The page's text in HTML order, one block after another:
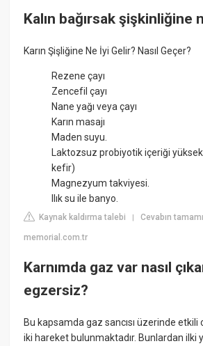
Kalın bağırsak şişkinliğine
Karın Şişliğine Ne İyi Gelir? Nasıl Geçer?
Rezene çayı
Zencefil çayı
Nane yağı veya çayı
Karın masajı
Maden suyu.
Laktozsuz probiyotik içeriği
kefir)
Magnezyum takviyesi.
Ilık su ile banyo.
Kaynak kaldırma talebi |Cevabın
memorial.com.tr
Karnımda gaz var nasıl
egzersiz?
Bu kapsamda gaz sancısı üzerinde etkili
iki hareket bulunmaktadır. Bunlardan ilki